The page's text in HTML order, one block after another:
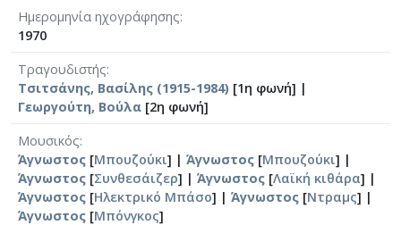
Ημερομηνία ηχογράφησης
1970
Τραγουδιστής
Τσιτσάνης, Βασίλης (1915-1984) [1η φωνή] |
Γεωργούτη, Βούλα [2η φωνή]
Μουσικός
Άγνωστος [Μπουζούκι] | Άγνωστος [Μπουζούκι] |
Άγνωστος [Συνθεσάιζερ] | Άγνωστος [Λαϊκή κιθάρα] |
Άγνωστος [Ηλεκτρικό Μπάσο] | Άγνωστος [Ντραμς] |
Άγνωστος [Μπόνγκος]